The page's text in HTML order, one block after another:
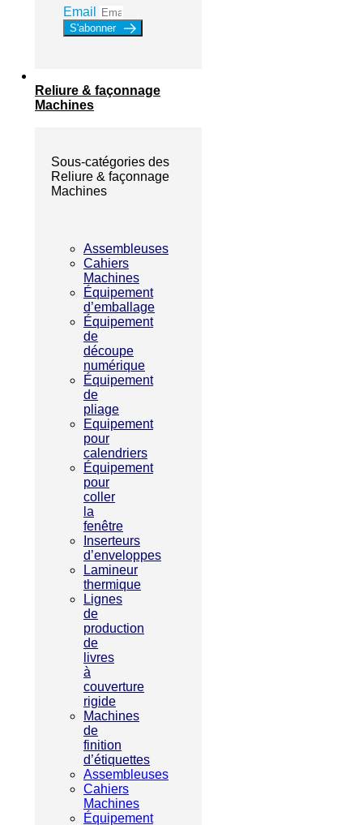
Email
S'abonner
Reliure & façonnage
Machines
Sous-catégories des
Reliure & façonnage
Machines
Assembleuses
Cahiers
Machines
Équipement
d’emballage
Équipement
de
découpe
numérique
Équipement
de
pliage
Equipement
pour
calendriers
Équipement
pour
coller
la
fenêtre
Inserteurs
d’enveloppes
Lamineur
thermique
Lignes
de
production
de
livres
à
couverture
rigide
Machines
de
finition
d’étiquettes
Assembleuses
Cahiers
Machines
Équipement